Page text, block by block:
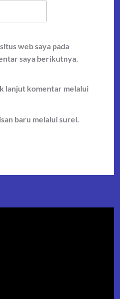
web saya pada
saya berikutnya.
lanjut komentar melalui
baru melalui surel.